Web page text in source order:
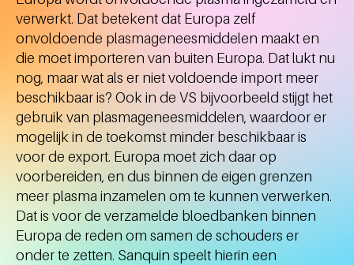
verwerkt. Dat betekent dat Europa zelf
onvoldoende plasmageneesmiddelen maakt en
die moet importeren van buiten Europa. Dat lukt nu
nog, maar wat als er niet voldoende import meer
beschikbaar is? Ook in de VS bijvoorbeeld stijgt het
gebruik van plasmageneesmiddelen, waardoor er
mogelijk in de toekomst minder beschikbaar is
voor de export. Europa moet zich daar op
voorbereiden, en dus binnen de eigen grenzen
meer plasma inzamelen om te kunnen verwerken.
Dat is voor de verzamelde bloedbanken binnen
Europa de reden om samen de schouders er
onder te zetten. Sanquin speelt hierin een